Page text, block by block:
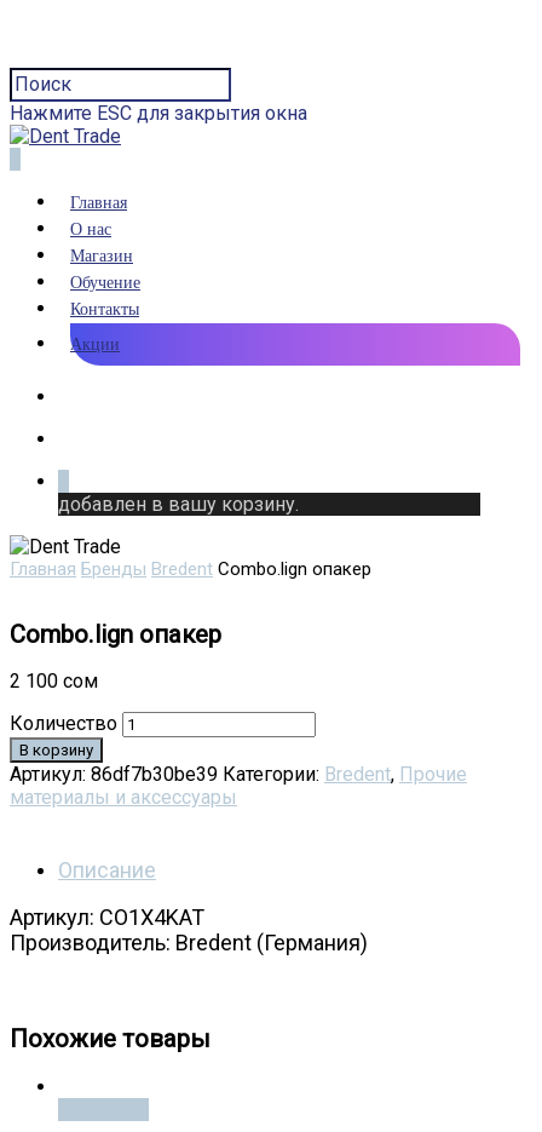
Нажмите ESC для закрытия окна
Главная
О нас
Магазин
Обучение
Контакты
Акции
добавлен в вашу корзину.
Главная Бренды Bredent Combo.lign опакер
Combo.lign опакер
2 100 сом
Количество
В корзину
Артикул: 86df7b30be39 Категории: Bredent, Прочие
материалы и аксессуары
Описание
Артикул: CO1X4KAT
Производитель: Bredent (Германия)
Похожие товары